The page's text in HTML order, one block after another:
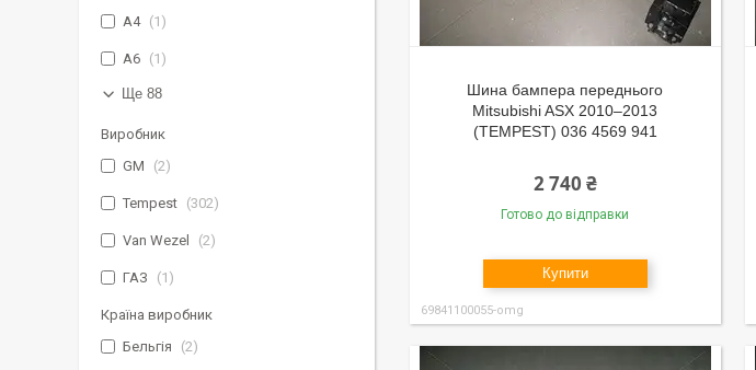
Шина бампера переднього
Mitsubishi ASX 2010–2013
(TEMPEST) 036 4569 941
2 740 ₴
Готово до відправки
Купити
69841100055-omg
A4 1
A6 1
Ще 88
Виробник
GM
2
Tempest 302
Van Wezel 2
ГАЗ 1
Країна виробник
Бельгія
2